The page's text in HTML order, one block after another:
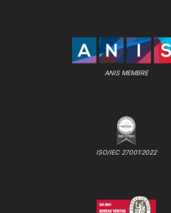
ANIS MEMBRE
ISO/IEC 27001:2022